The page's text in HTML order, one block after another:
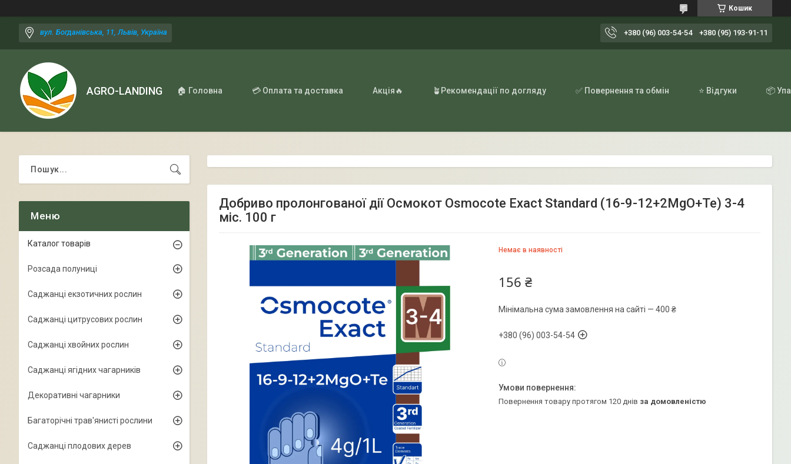
Кошик
вул. Богданівська, 11, Львів, Україна +380 (96) 003-54-54 +380 (95) 193-91-11
AGRO-LANDING 🏠 Головна 💳 Оплата та доставка Акція🔥 🪴Рекомендації по догляду ✅ Повернення та обмін ⭐ Відгуки 📦
Добриво пролонгованої дії Осмокот Osmocote Exact Standard (16-9-12+2MgO+Te) 3-4
міс. 100 г
Немає в наявності
156 ₴
Мінімальна сума замовлення на сайті — 400 ₴
+380 (96) 003-54-54
повернення товару протягом 120 днів за домовленістю
Каталог товарів
Розсада полуниці
Саджанці екзотичних рослин
Саджанці цитрусових рослин
Саджанці хвойних рослин
Саджанці ягідних чагарників
Декоративні чагарники
Багаторічні трав'янисті рослини
Саджанці плодових дерев